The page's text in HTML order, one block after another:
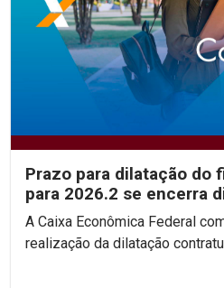
Prazo para dilatação do
para 2026.2 se encerra
A Caixa Econômica Federal
realização da dilatação